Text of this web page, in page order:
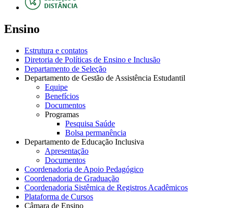
Ensino
Estrutura e contatos
Diretoria de Políticas de Ensino e Inclusão
Departamento de Seleção
Departamento de Gestão de Assistência Estudantil
Equipe
Benefícios
Documentos
Programas
Pesquisa Saúde
Bolsa permanência
Departamento de Educação Inclusiva
Apresentação
Documentos
Coordenadoria de Apoio Pedagógico
Coordenadoria de Graduação
Coordenadoria Sistêmica de Registros Acadêmicos
Plataforma de Cursos
Câmara de Ensino